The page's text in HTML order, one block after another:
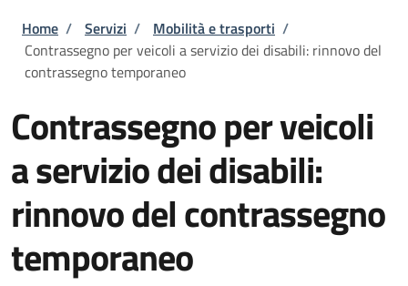
Briciole di pane
Home / Servizi / Mobilità e trasporti /
Contrassegno per veicoli a servizio dei disabili: rinnovo del
contrassegno temporaneo
Contrassegno per veicoli
a servizio dei disabili:
rinnovo del contrassegno
temporaneo